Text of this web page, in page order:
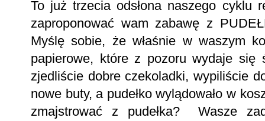
To już trzecia odsłona naszego cyklu
zaproponować wam zabawę z
Myślę sobie, że właśnie w waszym
papierowe, które z pozoru wydaje się
zjedliście dobre czekoladki, wypiliście
nowe buty, a pudełko wylądowało w
zmajstrować z pudełka? Wasze